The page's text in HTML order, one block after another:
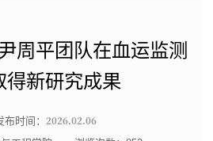
周平团队在血运监测
得新研究成果
布时间： 2026.02.06